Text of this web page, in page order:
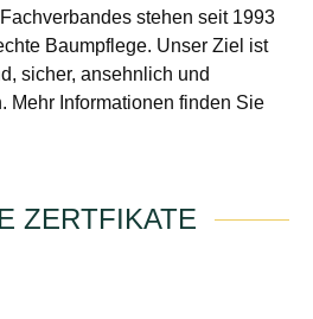
stehen seit 1993
Baumpflege. Unser Ziel ist
sicher, ansehnlich und
Mehr Informationen finden Sie
ZERTFIKATE